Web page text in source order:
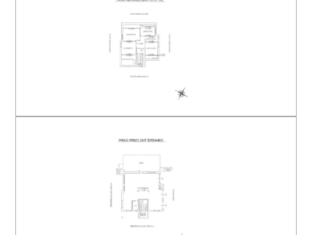
Nuova costruzione